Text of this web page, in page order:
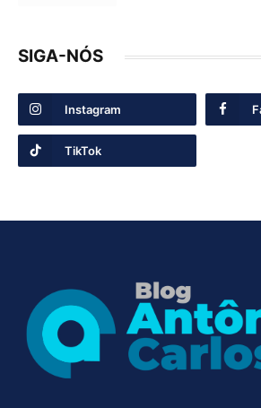
SIGA-NÓS
Instagram
TikTok